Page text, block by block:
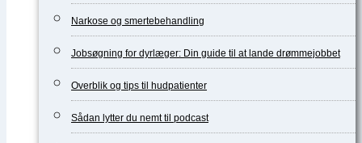
Narkose og smertebehandling
Jobsøgning for dyrlæger: Din guide til at lande drømmejobbet
Overblik og tips til hudpatienter
Sådan lytter du nemt til podcast